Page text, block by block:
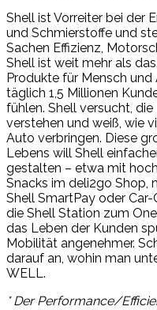
Shell ist Vorreiter bei der
und Schmierstoffe und
Sachen Effizienz,
Shell ist weit mehr als
Produkte für Mensch und
täglich 1,5 Millionen
fühlen. Shell versucht,
verstehen und weiß, wie
Auto verbringen. Diese
Lebens will Shell
gestalten – etwa mit
Snacks im deli2go Shop,
Shell SmartPay oder
die Shell Station zum
das Leben der Kunden
Mobilität angenehmer.
darauf an, wohin man
WELL.
* Der Performance/